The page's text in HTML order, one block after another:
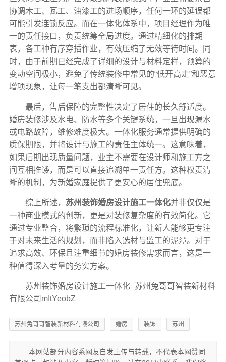
协调木工、瓦工、油漆工的进场顺序，任何一环的延误都
可能引发连锁反应。而在一体化体系中，项目经理作为唯
一的责任接口，负责统筹全局进度。通过精细化的排期
表，各工种有序穿插作业，有效压缩了无效等待时间。同
时，由于前期已经完成了详细的设计与材料定样，预算的
变动空间极小，避免了传统装修中常见的“低开高走”和恶意
增项现象，让每一笔支出都清晰可见。
最后，售后保障的完整性决定了居住的长久舒适度。
婚房装修涉及水电、防水等多个关键系统，一旦出现漏水
或电路故障，维修难度极大。一体化服务通常提供明确的
质保期限，并将设计与施工的责任主体统一。这意味着，
如果后期出现质量问题，业主不需要在设计师和施工方之
间互相推诿，而是可以直接追溯单一责任方。这种权责清
晰的机制，为新婚家庭提供了更安心的居住兜底。
综上所述， 苏州装饰婚房设计施工一体化并非仅仅是
一种商业模式的创新，更是对装修复杂度的有效简化。它
通过专业整合，将繁琐的流程标准化，让新人能够更专注
于对未来生活的规划，而非陷入选材与监工的泥潭。对于
追求高效、环保且注重细节的婚房装修需求而言，这是一
种值得深入考量的务实方案。
苏州装饰婚房设计施工一体化_苏州兔哥哥智装新材料
有限公司mItYeobZ
苏州兔哥哥智装新材料有限公司 婚房 装饰 苏州
本网站部分内容系网友自发上传与转载，不代表本网赞同